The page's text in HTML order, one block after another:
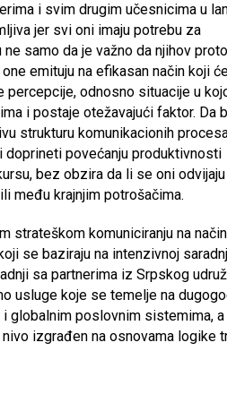
i svim drugim učesnicima u
jer svi oni imaju potrebu za
samo da je važno da njihov
emituju na efikasan način koji
odnosno situacije u
i postaje otežavajući faktor. Da
strukturu komunikacionih
doprineti povećanju produktivnosti
bez obzira da li se oni odvijaju
među krajnjim potrošačima.
strateškom komuniciranju na
se baziraju na intenzivnoj
sa partnerima iz Srpskog
usluge koje se temelje na
globalnim poslovnim sistemima,
izgrađen na osnovama logike